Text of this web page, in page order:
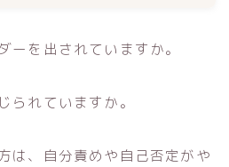
ーを出されていますか。
られていますか。
は、自分責めや自己否定がや